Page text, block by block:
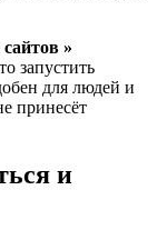
сайтов »
запустить
для людей и
принесёт
и